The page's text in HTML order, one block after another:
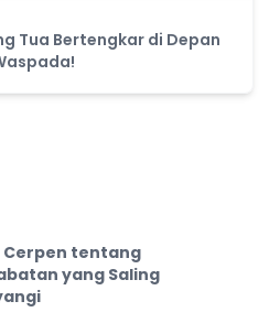
Tua Bertengkar di Depan
Cerpen tentang
yang Saling